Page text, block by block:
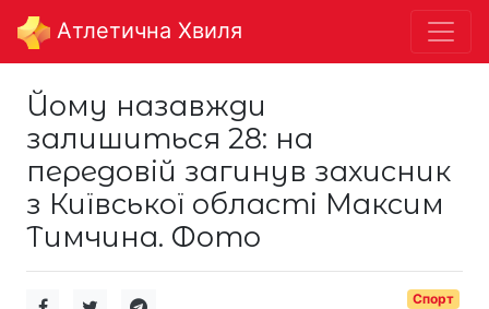
Aтлетична Хвиля
Йому назавжди
залишиться 28: на
передовій загинув захисник
з Київської області Максим
Тимчина. Фото
Спорт